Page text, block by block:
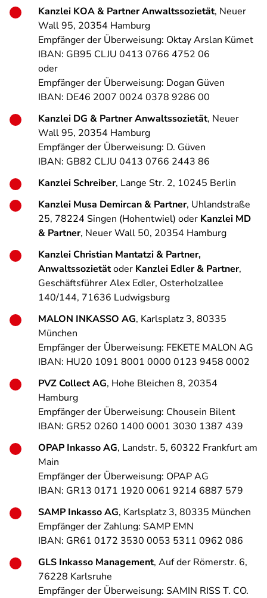
Kanzlei KOA & Partner Anwaltssozietät, Neuer
Wall 95, 20354 Hamburg
Empfänger der Überweisung: Oktay Arslan Kümet
IBAN: GB95 CLJU 0413 0766 4752 06
oder
Empfänger der Überweisung: Dogan Güven
IBAN: DE46 2007 0024 0378 9286 00
Kanzlei DG & Partner Anwaltssozietät, Neuer
Wall 95, 20354 Hamburg
Empfänger der Überweisung: D. Güven
IBAN: GB82 CLJU 0413 0766 2443 86
Kanzlei Schreiber, Lange Str. 2, 10245 Berlin
Kanzlei Musa Demircan & Partner, Uhlandstraße
25, 78224 Singen (Hohentwiel) oder Kanzlei MD
& Partner, Neuer Wall 50, 20354 Hamburg
Kanzlei Christian Mantatzi & Partner,
Anwaltssozietätoder Kanzlei Edler & Partner,
Geschäftsführer Alex Edler, Osterholzallee
140/144, 71636 Ludwigsburg
MALON INKASSO AG, Karlsplatz 3, 80335
München
Empfänger der Überweisung: FEKETE MALON AG
IBAN: HU20 1091 8001 0000 0123 9458 0002
PVZ Collect AG, Hohe Bleichen 8, 20354
Hamburg
Empfänger der Überweisung: Chousein Bilent
IBAN: GR52 0260 1400 0001 3030 1387 439
OPAP Inkasso AG, Landstr. 5, 60322 Frankfurt am
Main
Empfänger der Überweisung: OPAP AG
IBAN: GR13 0171 1920 0061 9214 6887 579
SAMP Inkasso AG, Karlsplatz 3, 80335 München
Empfänger der Zahlung: SAMP EMN
IBAN: GR61 0172 3530 0053 5311 0962 086
GLS Inkasso Management, Auf der Römerstr. 6,
76228 Karlsruhe
Empfänger der Überweisung: SAMIN RISS T. CO.